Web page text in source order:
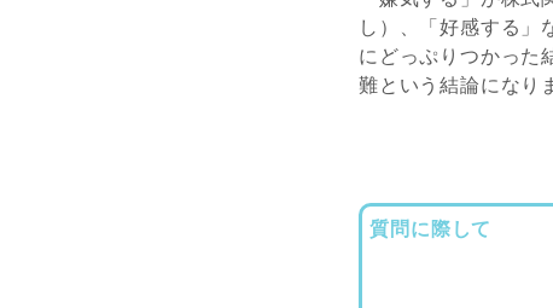
し）、「好感する
にどっぷりつかった
難という結論になり
質問に際して